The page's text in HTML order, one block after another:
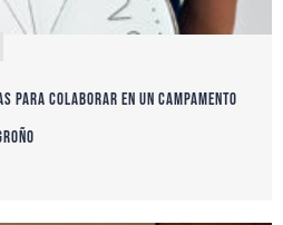
para colaborar en un campamento